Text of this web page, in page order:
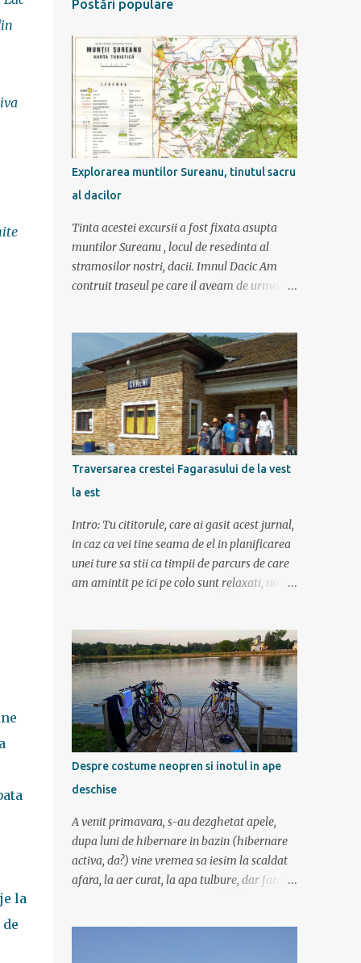
la
Postări populare
Explorarea muntilor Sureanu, tinutul sacru
al dacilor
Tinta acestei excursii a fost fixata asupta
muntilor Sureanu , locul de resedinta al
stramosilor nostri, dacii. Imnul Dacic Am
contruit traseul pe care il aveam de urmat
zile ca doar de aia e vacanta. Am plecat
sambata 30 iulie pe ruta Pitesti, Rm. Valcea,
Novaci, Ranca, Sebes, Orastie. Si cum se
putea sa plecam decat cu masina dacilor, ce-
i drept restilizata si imbunatatita, denumita
acum Dacia Logan. Ne-am inarmat cu 3-4
harti si cu un plan bine documentat de vreo
15 pagini (cine il vrea sa ridice mana sus). Am
inghesuit cu greu rucsacii, corturile, sacii de
dormit si mancarea in masina.
Traversarea crestei Fagarasului de la vest
la est
Intro: Tu cititorule, care ai gasit acest jurnal,
in caz ca vei tine seama de el in planificarea
unei ture sa stii ca timpii de parcurs de care
am amintit pe ici pe colo sunt relaxati, noi
si mancare cat pentru 5 zile. In plus de ce ne-
am fi grabit cand era asa de frumos? :) Ziua I
Dupa tura de leneveala de la mare/delta se
cuvenea ceva tare la munte, la altitudine, la
aer curat. Si unde se putea mai sus decat in
Muntii Fagaras , cea mai lunga creasta
montana din Romania si cu cele mai inalte
trei varfuri: Moldoveanu, Negoiu si Vistea
Mare. Am planuit sa parcurgem toata
creasta in 5 zile, de la vest la est. In total 70
de km. De la orele de geografie din scoala ne
aminteam ca grupa Muntilor Fagaras se
intinde intre Turnu Rosu (pe Valea Oltului) si
unde luam trenul pret de jumatate de ora
Despre costume neopren si inotul in ape
deschise
A venit primavara, s-au dezghetat apele,
dupa luni de hibernare in bazin (hibernare
activa, da?) vine vremea sa iesim la scaldat
afara, la aer curat, la apa tulbure, dar fara